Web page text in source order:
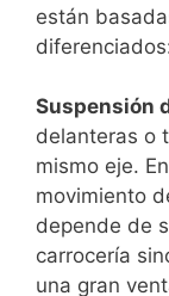
están
Suspensión
delanteras o
mismo eje.
movimiento
depende de
carrocería
una gran